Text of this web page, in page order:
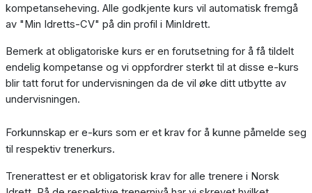
kompetanseheving. Alle godkjente kurs vil automatisk fremgå
av "Min Idretts-CV" på din profil i MinIdrett.
Bemerk at obligatoriske kurs er en forutsetning for å få tildelt
endelig kompetanse og vi oppfordrer sterkt til at disse e-kurs
blir tatt forut for undervisningen da de vil øke ditt utbytte av
undervisningen.
Forkunnskap er e-kurs som er et krav for å kunne påmelde seg
til respektiv trenerkurs.
Trenerattest er et obligatorisk krav for alle trenere i Norsk